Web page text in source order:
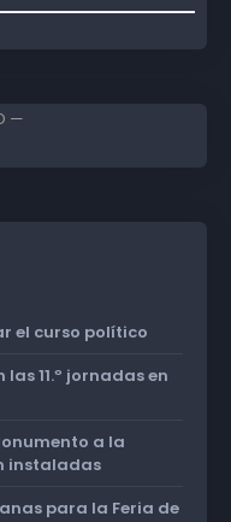
—
el curso político
las 11.º jornadas en
a la
instaladas
para la Feria de